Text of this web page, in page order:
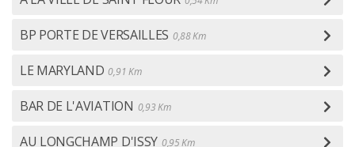
BP PORTE DE VERSAILLES 0,88 Km
LE MARYLAND 0,91 Km
BAR DE L'AVIATION 0,93 Km
AU LONGCHAMP D'ISSY 0,95 Km